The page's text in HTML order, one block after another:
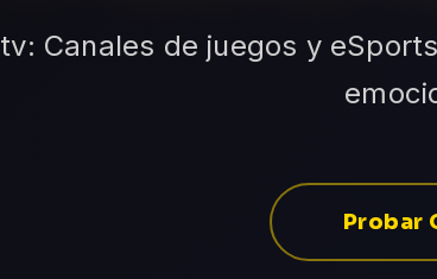
Canales de juegos y
Probar